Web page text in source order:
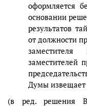
оформляется
основании
результатов
от должности
заместителей
Думы извещает
(в ред. решения